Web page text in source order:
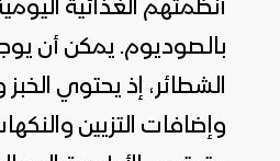
بالصوديوم. يمكن أن
الشطائر، إذ يحتوي الخبز
وإضافات التزيين